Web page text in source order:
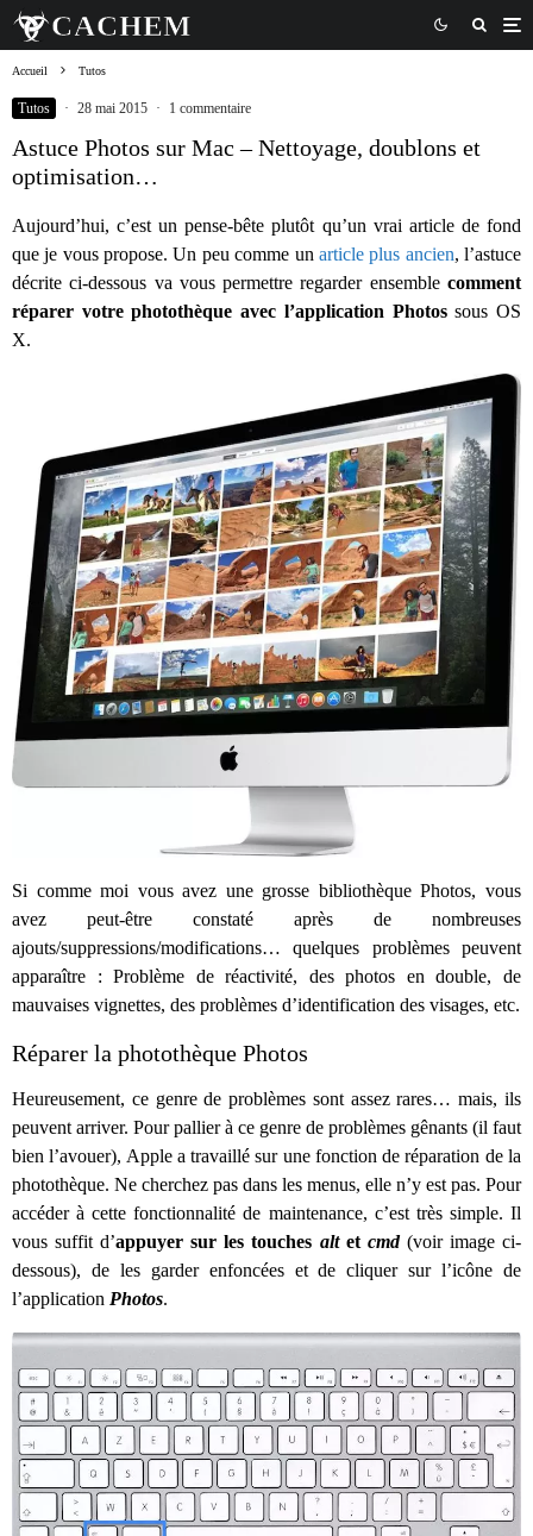
Accueil Tutos
Tutos · 28 mai 2015 · 1 commentaire
Astuce Photos sur Mac – Nettoyage, doublons et
optimisation…
Aujourd’hui, c’est un pense-bête plutôt qu’un vrai article de fond
que je vous propose. Un peu comme un article plus ancien, l’astuce
décrite ci-dessous va vous permettre regarder ensemble comment
réparer votre photothèque avec l’application Photossous OS
X.
Si comme moi vous avez une grosse bibliothèque Photos, vous
avez peut-être constaté après de nombreuses
ajouts/suppressions/modifications… quelques problèmes peuvent
apparaître : Problème de réactivité, des photos en double, de
mauvaises vignettes, des problèmes d’identification des visages, etc.
Réparer la photothèque Photos
Heureusement, ce genre de problèmes sont assez rares… mais, ils
peuvent arriver. Pour pallier à ce genre de problèmes gênants (il faut
bien l’avouer), Apple a travaillé sur une fonction de réparation de la
photothèque. Ne cherchez pas dans les menus, elle n’y est pas. Pour
accéder à cette fonctionnalité de maintenance, c’est très simple. Il
vous suffit d’appuyer sur les touches altet cmd(voir image ci-
dessous), de les garder enfoncées et de cliquer sur l’icône de
l’application Photos.